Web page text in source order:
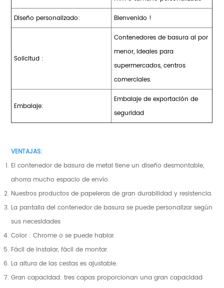
Diseño personalizado:
Bienvenido !
Solicitud :
Contenedores de basura al por
menor, ideales para
supermercados, centros
comerciales.
Embalaje:
Embalaje de exportación de
seguridad
VENTAJAS:
El contenedor de basura de metal tiene un diseño desmontable,
ahorra mucho espacio de envío.
Nuestros productos de papeleras de gran durabilidad y resistencia.
La pantalla del contenedor de basura se puede personalizar según
sus necesidades
Color : Chrome o se puede hablar.
Fácil de instalar, fácil de montar.
La altura de las cestas es ajustable.
Gran capacidad: tres capas proporcionan una gran capacidad